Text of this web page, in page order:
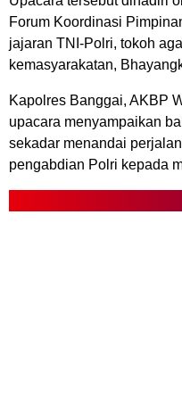
Forum Koordinasi
jajaran TNI-Polri, tokoh
kemasyarakatan,
Kapolres Banggai, AKBP
upacara menyampaikan
sekadar menandai
pengabdian Polri kepada